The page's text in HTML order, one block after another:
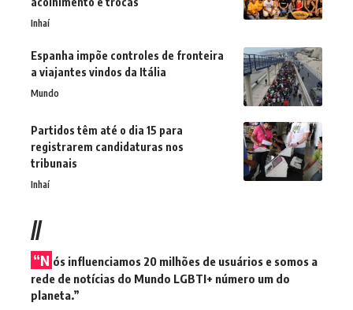
Inhaí
Espanha impõe controles de fronteira
a viajantes vindos da Itália
Mundo
Partidos têm até o dia 15 para
registrarem candidaturas nos
tribunais
Inhaí
//
“N ós influenciamos 20 milhões de usuários e somos a
rede de notícias do Mundo LGBTI+ número um do
planeta.”